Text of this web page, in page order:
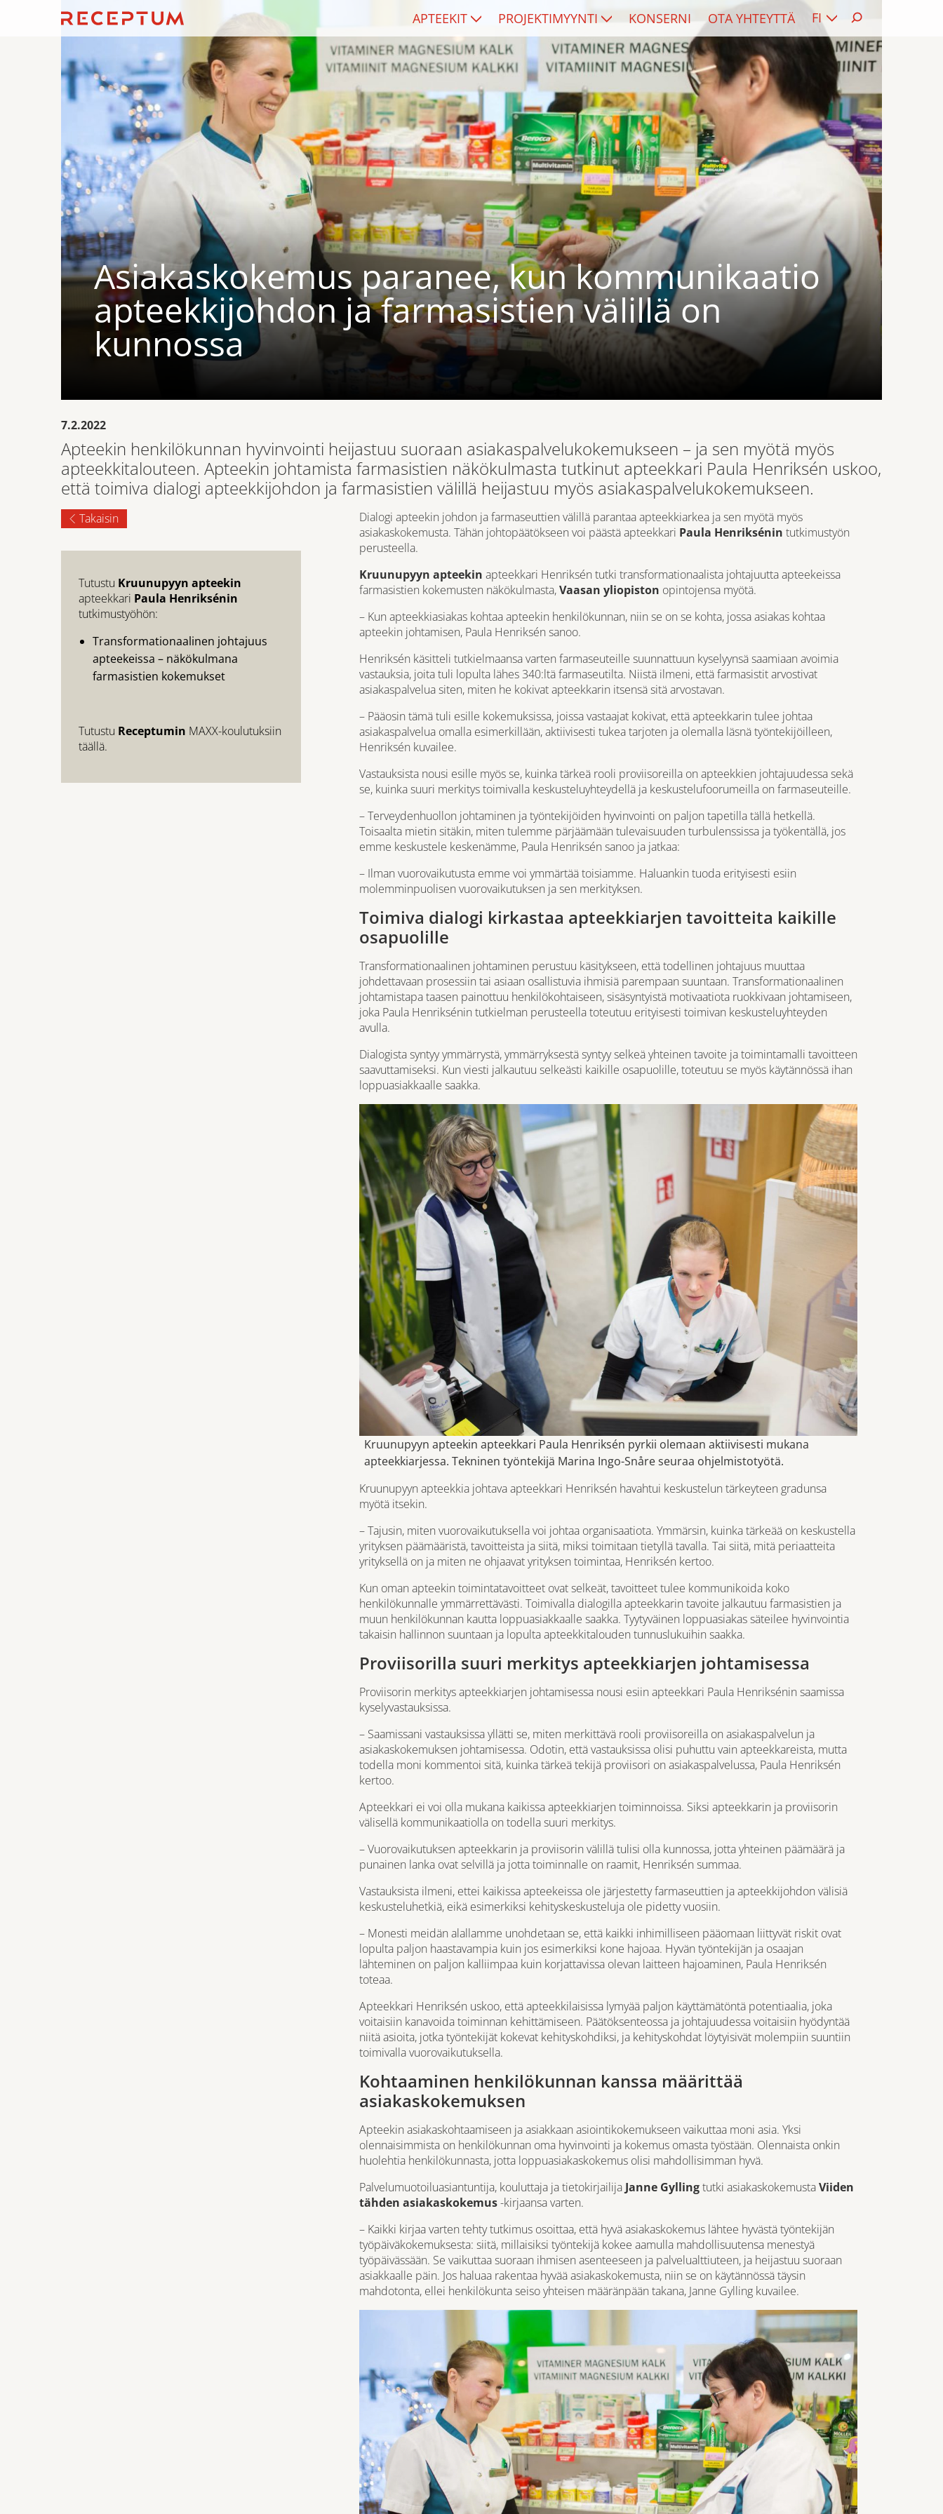
APTEEKIT PROJEKTIMYYNTI KONSERNI OTA YHTEYTTÄ FI
Asiakaskokemus paranee, kun kommunikaatio
apteekkijohdon ja farmasistien välillä on
kunnossa
7.2.2022
Apteekin henkilökunnan hyvinvointi heijastuu suoraan asiakaspalvelukokemukseen – ja sen myötä myös
apteekkitalouteen. Apteekin johtamista farmasistien näkökulmasta tutkinut apteekkari Paula Henriksén uskoo,
että toimiva dialogi apteekkijohdon ja farmasistien välillä heijastuu myös asiakaspalvelukokemukseen.
Takaisin
Tutustu Kruunupyyn apteekin
apteekkari Paula Henriksénin
tutkimustyöhön:
Transformationaalinen johtajuus
apteekeissa – näkökulmana
farmasistien kokemukset
Tutustu Receptumin MAXX-koulutuksiin
täällä.
Dialogi apteekin johdon ja farmaseuttien välillä parantaa apteekkiarkea ja sen myötä myös
asiakaskokemusta. Tähän johtopäätökseen voi päästä apteekkari Paula Henriksénin tutkimustyön
perusteella.
Kruunupyyn apteekin apteekkari Henriksén tutki transformationaalista johtajuutta apteekeissa
farmasistien kokemusten näkökulmasta,Vaasan yliopiston opintojensa myötä.
– Kun apteekkiasiakas kohtaa apteekin henkilökunnan, niin se on se kohta, jossa asiakas kohtaa
apteekin johtamisen, Paula Henriksén sanoo.
Henriksén käsitteli tutkielmaansa varten farmaseuteille suunnattuun kyselyynsä saamiaan avoimia
vastauksia, joita tuli lopulta lähes 340:ltä farmaseutilta. Niistä ilmeni, että farmasistit arvostivat
asiakaspalvelua siten, miten he kokivat apteekkarin itsensä sitä arvostavan.
– Pääosin tämä tuli esille kokemuksissa, joissa vastaajat kokivat, että apteekkarin tulee johtaa
asiakaspalvelua omalla esimerkillään, aktiivisesti tukea tarjoten ja olemalla läsnä työntekijöilleen,
Henriksén kuvailee.
Vastauksista nousi esille myös se, kuinka tärkeä rooli proviisoreilla on apteekkien johtajuudessa sekä
se, kuinka suuri merkitys toimivalla keskusteluyhteydellä ja keskustelufoorumeilla on farmaseuteille.
– Terveydenhuollon johtaminen ja työntekijöiden hyvinvointi on paljon tapetilla tällä hetkellä.
Toisaalta mietin sitäkin, miten tulemme pärjäämään tulevaisuuden turbulenssissa ja työkentällä, jos
emme keskustele keskenämme, Paula Henriksén sanoo ja jatkaa:
– Ilman vuorovaikutusta emme voi ymmärtää toisiamme. Haluankin tuoda erityisesti esiin
molemminpuolisen vuorovaikutuksen ja sen merkityksen.
Toimiva dialogi kirkastaa apteekkiarjen tavoitteita kaikille
osapuolille
Transformationaalinen johtaminen perustuu käsitykseen, että todellinen johtajuus muuttaa
johdettavaan prosessiin tai asiaan osallistuvia ihmisiä parempaan suuntaan. Transformationaalinen
johtamistapa taasen painottuu henkilökohtaiseen, sisäsyntyistä motivaatiota ruokkivaan johtamiseen,
joka Paula Henriksénin tutkielman perusteella toteutuu erityisesti toimivan keskusteluyhteyden
avulla.
Dialogista syntyy ymmärrystä, ymmärryksestä syntyy selkeä yhteinen tavoite ja toimintamalli tavoitteen
saavuttamiseksi. Kun viesti jalkautuu selkeästi kaikille osapuolille, toteutuu se myös käytännössä ihan
loppuasiakkaalle saakka.
Kruunupyyn apteekin apteekkari Paula Henriksén pyrkii olemaan aktiivisesti mukana
apteekkiarjessa. Tekninen työntekijä Marina Ingo-Snåre seuraa ohjelmistotyötä.
Kruunupyyn apteekkia johtava apteekkari Henriksén havahtui keskustelun tärkeyteen gradunsa
myötä itsekin.
– Tajusin, miten vuorovaikutuksella voi johtaa organisaatiota. Ymmärsin, kuinka tärkeää on keskustella
yrityksen päämääristä, tavoitteista ja siitä, miksi toimitaan tietyllä tavalla. Tai siitä, mitä periaatteita
yrityksellä on ja miten ne ohjaavat yrityksen toimintaa, Henriksén kertoo.
Kun oman apteekin toimintatavoitteet ovat selkeät, tavoitteet tulee kommunikoida koko
henkilökunnalle ymmärrettävästi. Toimivalla dialogilla apteekkarin tavoite jalkautuu farmasistien ja
muun henkilökunnan kautta loppuasiakkaalle saakka. Tyytyväinen loppuasiakas säteilee hyvinvointia
takaisin hallinnon suuntaan ja lopulta apteekkitalouden tunnuslukuihin saakka.
Proviisorilla suuri merkitys apteekkiarjen johtamisessa
Proviisorin merkitys apteekkiarjen johtamisessa nousi esiin apteekkari Paula Henriksénin saamissa
kyselyvastauksissa.
– Saamissani vastauksissa yllätti se, miten merkittävä rooli proviisoreilla on asiakaspalvelun ja
asiakaskokemuksen johtamisessa. Odotin, että vastauksissa olisi puhuttu vain apteekkareista, mutta
todella moni kommentoi sitä, kuinka tärkeä tekijä proviisori on asiakaspalvelussa, Paula Henriksén
kertoo.
Apteekkari ei voi olla mukana kaikissa apteekkiarjen toiminnoissa. Siksi apteekkarin ja proviisorin
välisellä kommunikaatiolla on todella suuri merkitys.
– Vuorovaikutuksen apteekkarin ja proviisorin välillä tulisi olla kunnossa, jotta yhteinen päämäärä ja
punainen lanka ovat selvillä ja jotta toiminnalle on raamit, Henriksén summaa.
Vastauksista ilmeni, ettei kaikissa apteekeissa ole järjestetty farmaseuttien ja apteekkijohdon välisiä
keskusteluhetkiä, eikä esimerkiksi kehityskeskusteluja ole pidetty vuosiin.
– Monesti meidän alallamme unohdetaan se, että kaikki inhimilliseen pääomaan liittyvät riskit ovat
lopulta paljon haastavampia kuin jos esimerkiksi kone hajoaa. Hyvän työntekijän ja osaajan
lähteminen on paljon kalliimpaa kuin korjattavissa olevan laitteen hajoaminen, Paula Henriksén
toteaa.
Apteekkari Henriksén uskoo, että apteekkilaisissa lymyää paljon käyttämätöntä potentiaalia, joka
voitaisiin kanavoida toiminnan kehittämiseen. Päätöksenteossa ja johtajuudessa voitaisiin hyödyntää
niitä asioita, jotka työntekijät kokevat kehityskohdiksi, ja kehityskohdat löytyisivät molempiin suuntiin
toimivalla vuorovaikutuksella.
Kohtaaminen henkilökunnan kanssa määrittää
asiakaskokemuksen
Apteekin asiakaskohtaamiseen ja asiakkaan asiointikokemukseen vaikuttaa moni asia. Yksi
olennaisimmista on henkilökunnan oma hyvinvointi ja kokemus omasta työstään. Olennaista onkin
huolehtia henkilökunnasta, jotta loppuasiakaskokemus olisi mahdollisimman hyvä.
Palvelumuotoiluasiantuntija, kouluttaja ja tietokirjailija Janne Gyllingtutki asiakaskokemustaViiden
tähden asiakaskokemus-kirjaansa varten.
– Kaikki kirjaa varten tehty tutkimus osoittaa, että hyvä asiakaskokemus lähtee hyvästä työntekijän
työpäiväkokemuksesta: siitä, millaisiksi työntekijä kokee aamulla mahdollisuutensa menestyä
työpäivässään. Se vaikuttaa suoraan ihmisen asenteeseen ja palvelualttiuteen, ja heijastuu suoraan
asiakkaalle päin. Jos haluaa rakentaa hyvää asiakaskokemusta, niin se on käytännössä täysin
mahdotonta, ellei henkilökunta seiso yhteisen määränpään takana, Janne Gylling kuvailee.